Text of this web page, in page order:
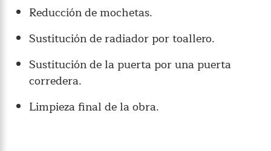
Reducción de mochetas.
Sustitución de radiador por toallero.
Sustitución de la puerta por una puerta
corredera.
Limpieza final de la obra.